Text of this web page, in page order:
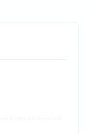
het vrijdag al